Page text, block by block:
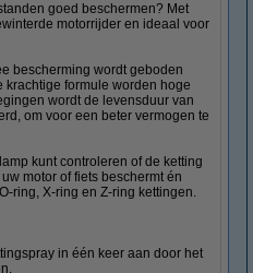
goed beschermen? Met
motorrijder en ideaal voor
bescherming wordt geboden
krachtige formule worden hoge
wordt de levensduur van
om voor een beter vermogen te
kunt controleren of de ketting
motor of fiets beschermt én
ring, X-ring en Z-ring kettingen.
in één keer aan door het